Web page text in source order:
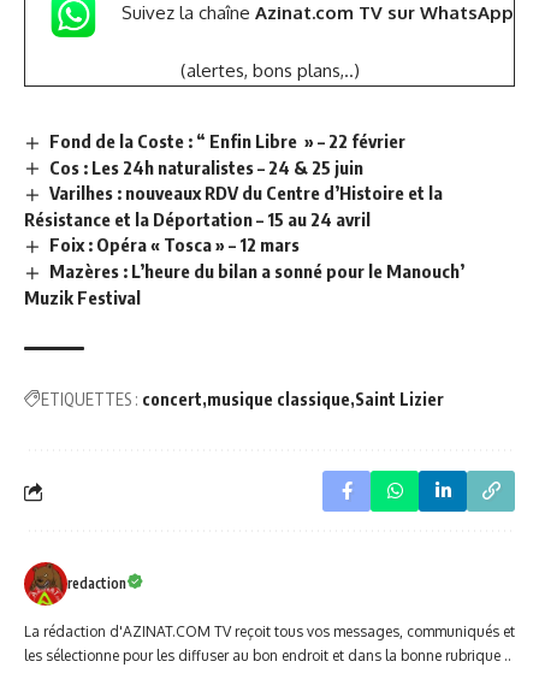
Suivez la chaîne Azinat.com TV sur WhatsApp
(alertes, bons plans,..)
Fond de la Coste : “ Enfin Libre » – 22 février
Cos : Les 24h naturalistes – 24 & 25 juin
Varilhes : nouveaux RDV du Centre d’Histoire et la
Résistance et la Déportation – 15 au 24 avril
Foix : Opéra « Tosca » – 12 mars
Mazères : L’heure du bilan a sonné pour le Manouch’
Muzik Festival
ETIQUETTES : concert musique classique Saint Lizier
redaction
La rédaction d'AZINAT.COM TV reçoit tous vos messages, communiqués et
les sélectionne pour les diffuser au bon endroit et dans la bonne rubrique ..